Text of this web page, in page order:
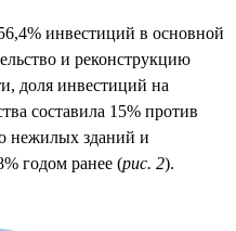
инвестиций в основной
и реконструкцию
доля инвестиций на
составила 15% против
нежилых зданий и
годом ранее (рис. 2).